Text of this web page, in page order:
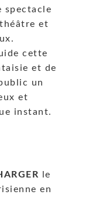
spectacle
et
cette
et de
un
et
instant.
le
en